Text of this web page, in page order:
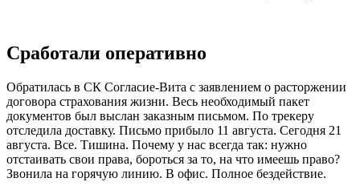
Сработали оперативно
Обратилась в СК Согласие-Вита с заявлением о расторжении
договора страхования жизни. Весь необходимый пакет
документов был выслан заказным письмом. По трекеру
отследила доставку. Письмо прибыло 11 августа. Сегодня 21
августа. Все. Тишина. Почему у нас всегда так: нужно
отстаивать свои права, бороться за то, на что имеешь право?
Звонила на горячую линию. В офис. Полное бездействие.